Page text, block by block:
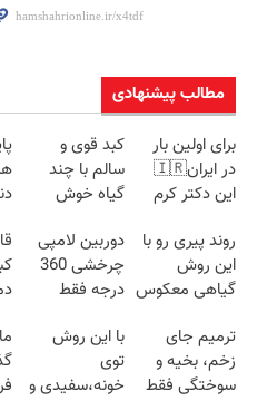
مطالب پیشنهادی
برای اولین بار
در ایران🇮🇷
این دکتر کرم
روزه ساخت!
کبد قوی و
سالم با چند
گیاه خوش
روند پیری رو با
این روش
گیاهی معکوس
دوربین لامپی
چرخشی 360
درجه فقط
🔥 پرداخت
درب منزل
ترمیم جای
زخم، بخیه و
سوختگی فقط
با این روش
توی
خونه،سفیدی و